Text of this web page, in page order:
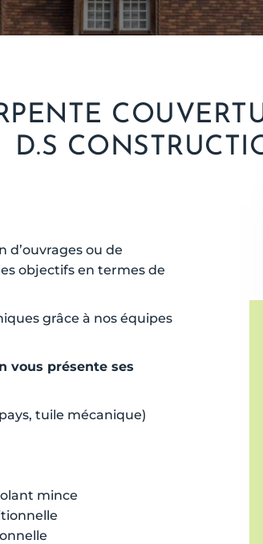
D.S
d’ouvrages ou de
objectifs en termes de
grâce à nos équipes
vous présente ses
tuile mécanique)
mince